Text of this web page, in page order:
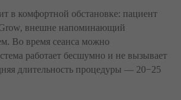
в комфортной обстановке: пациент
внешне напоминающий
Во время сеанса можно
работает бесшумно и не вызывает
длительность процедуры — 20−25